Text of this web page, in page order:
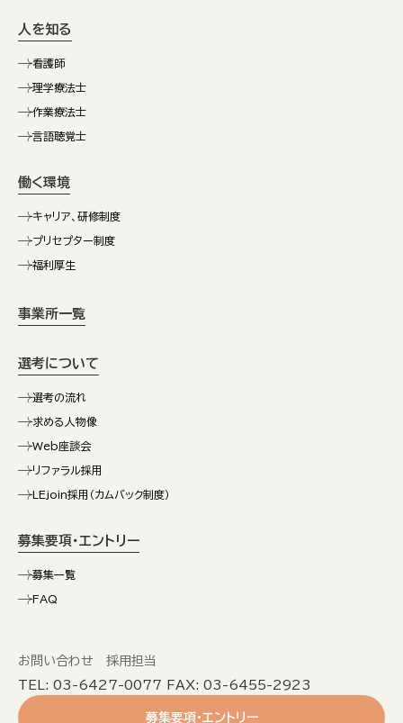
人を知る
看護師
理学療法士
作業療法士
言語聴覚士
働く環境
キャリア、研修制度
プリセプター制度
福利厚生
事業所一覧
選考について
選考の流れ
求める人物像
Web座談会
リファラル採用
LEjoin採用（カムバック制度）
募集要項・エントリー
募集一覧
FAQ
お問い合わせ 採用担当
TEL: 03-6427-0077 FAX: 03-6455-2923
募集要項・エントリー